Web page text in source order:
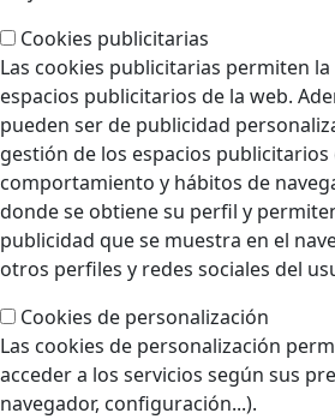
Cookies publicitarias
Las cookies publicitarias permiten
espacios publicitarios de la web.
pueden ser de publicidad
gestión de los espacios publicitarios
comportamiento y hábitos de
donde se obtiene su perfil y
publicidad que se muestra en el
otros perfiles y redes sociales del
Cookies de personalización
Las cookies de personalización
acceder a los servicios según sus
navegador, configuración...).